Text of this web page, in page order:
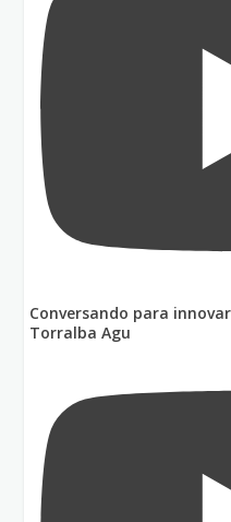
Conversando para
Torralba Agu